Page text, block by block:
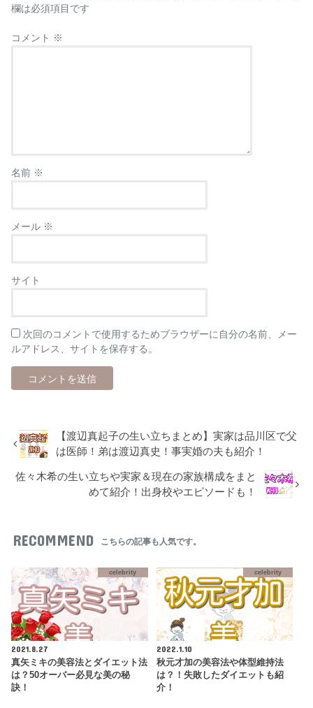
欄は必須項目です
コメント ※
名前 ※
メール ※
サイト
次回のコメントで使用するためブラウザーに自分の名前、メー
ルアドレス、サイトを保存する。
【渡辺真起子の生い立ちまとめ】実家は品川区で父
は医師！弟は渡辺真史！事実婚の夫も紹介！
佐々木希の生い立ちや実家＆現在の家族構成をまと
めて紹介！出身校やエピソードも！
RECOMMEND こちらの記事も人気です。
celebrity
2021.8.27
真矢ミキの美容法とダイエット法
は？50オーバー必見な美の秘
訣！
celebrity
2022.1.10
秋元才加の美容法や体型維持法
は？！失敗したダイエットも紹
介！